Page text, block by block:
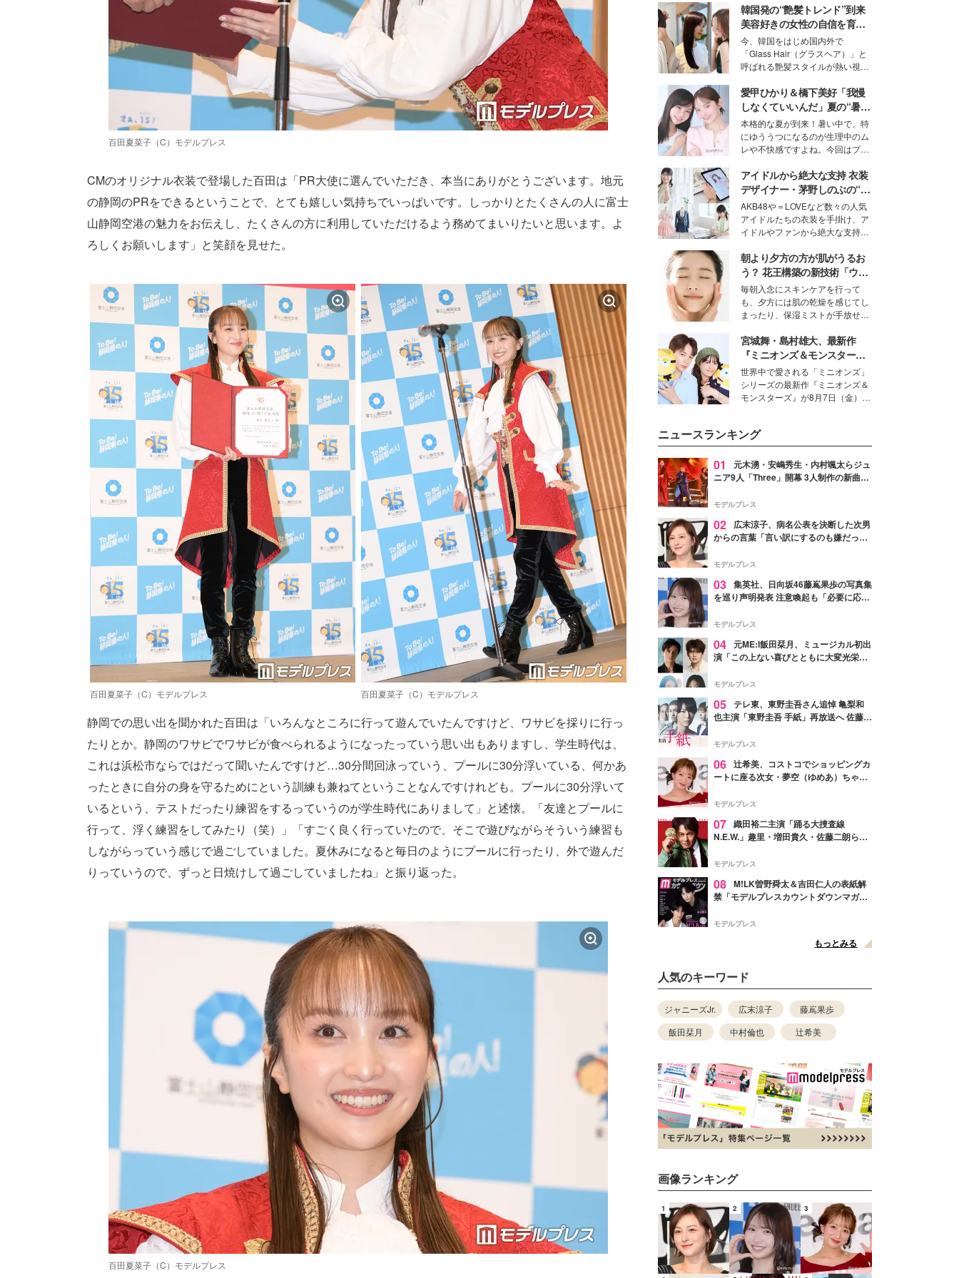
百田夏菜子（C）モデルプレス
CMのオリジナル衣装で登場した百田は「PR大使に選んでいただき、本当にありがとうございます。地元
の静岡のPRをできるということで、とても嬉しい気持ちでいっぱいです。しっかりとたくさんの人に富士
山静岡空港の魅力をお伝えし、たくさんの方に利用していただけるよう務めてまいりたいと思います。よ
ろしくお願いします」と笑顔を見せた。
百田夏菜子（C）モデルプレス 百田夏菜子（C）モデルプレス
静岡での思い出を聞かれた百田は「いろんなところに行って遊んでいたんですけど、ワサビを採りに行っ
たりとか。静岡のワサビでワサビが食べられるようになったっていう思い出もありますし、学生時代は、
これは浜松市ならではだって聞いたんですけど…30分間回泳っていう、プールに30分浮いている、何かあ
ったときに自分の身を守るためにという訓練も兼ねてということなんですけれども。プールに30分浮いて
いるという、テストだったり練習をするっていうのが学生時代にありまして」と述懐。「友達とプールに
行って、浮く練習をしてみたり（笑）」「すごく良く行っていたので、そこで遊びながらそういう練習も
しながらっていう感じで過ごしていました。夏休みになると毎日のようにプールに行ったり、外で遊んだ
りっていうので、ずっと日焼けして過ごしていましたね」と振り返った。
百田夏菜子（C）モデルプレス
韓国発の“艶髪トレンド”到来
美容好きの女性の自信を育む
「ヘアケア事情」って？
今、韓国をはじめ国内外で
「Glass Hair（グラスヘア）」と
呼ばれる艶髪スタイルが熱い視線
ションの完成度を高めるベースと
して、“髪そのものの美しさ”に改
めて注目する人が増えている様
子。今回は、そんな憧れの艶やか
な髪を日常で叶える、美容好きの
女性たちのヘアケア事情を紹介し
ます。
愛甲ひかり＆橋下美好「我慢
しなくていいんだ」夏の“暑さ
対策”の新しい選択肢とは？
本格的な夏が到来！暑い中で、特
にゆううつになるのが生理中のム
レや不快感ですよね。今回はプラ
モデル・愛甲ひかりさんと橋下美
好さんを迎えて本音で女子会トー
ク。猛暑のお出かけを快適に過ご
すヒントや、2人が感動した夏の
生理の新常識にも迫りました。
アイドルから絶大な支持 衣装
デザイナー・茅野しのぶの“可
愛い”を作る美学＜「シチズン
クロスシー」インタビュー＞
AKB48や＝LOVEなど数々の人気
アイドルたちの衣装を手掛け、ア
イドルやファンから絶大な支持を
取締役兼クリエイティブディレク
ター・茅野しのぶ。一人ひとりの
個性に寄り添い、魅力を引き出す
衣装作りは、多くの女性たちに勇
気と自信を与え続けている。
朝より夕方の方が肌がうるお
う？ 花王構築の新技術「ウォ
ーターキャプチャリングスキ
ン（捕水肌）」がスキンケア
の常識を変える予感
毎朝入念にスキンケアを行って
も、夕方には肌の乾燥を感じてし
まったり、保湿ミストが手放せな
な美容の常識を大きく変える可能
性を秘めた、革新的な「Water
Capturing Skin（ウォーターキャ
プチャリングスキン：捕水肌）」
技術を、花王が構築した。
宮城舞・島村雄大、最新作
『ミニオンズ＆モンスター
ズ』の魅力熱弁 ハチャメチャ
だけじゃない“友情と絆”に感
動
世界中で愛される「ミニオンズ」
シリーズの最新作『ミニオンズ＆
モンスターズ』が8月7日（金）に
デルの宮城舞と島村雄大の特別対
談をお届け！それぞれの視点か
ら、今作ならではの魅力や予想外
の感動をもたらす奥深いストーリ
た。
ニュースランキング
01
元木湧・安嶋秀生・内村颯太らジュ
ニア9人「Three」開幕 3人制作の新曲＆
進んで夢を掴みたい」【ゲネプロレポ】
モデルプレス
02
広末涼子、病名公表を決断した次男
からの言葉「言い訳にするのも嫌だっ
モデルプレス
03 集英社、日向坂46藤嶌果歩の写真集
を巡り声明発表 注意喚起も「必要に応じ
モデルプレス
04 元ME:I飯田栞月、ミュージカル初出
演「この上ない喜びとともに大変光栄」
ャスト発表
モデルプレス
05 テレ東、東野圭吾さん追悼 亀梨和
也主演「東野圭吾 手紙」再放送へ 佐藤隆
モデルプレス
06 辻希美、コストコでショッピングカ
ートに座る次女・夢空（ゆめあ）ちゃん
ぎ」「成長を感じる」の声
モデルプレス
07 織田裕二主演「踊る大捜査線
N.E.W.」趣里・増田貴久・佐藤二朗ら新
徴する“謎のキーワード”も
モデルプレス
08 M!LK曽野舜太＆吉田仁人の表紙解
禁「モデルプレスカウントダウンマガジ
モデルプレス
もっとみる
人気のキーワード
ジャニーズJr. 広末涼子
藤嶌果歩
飯田栞月
中村倫也 辻希美
画像ランキング
1 2 3